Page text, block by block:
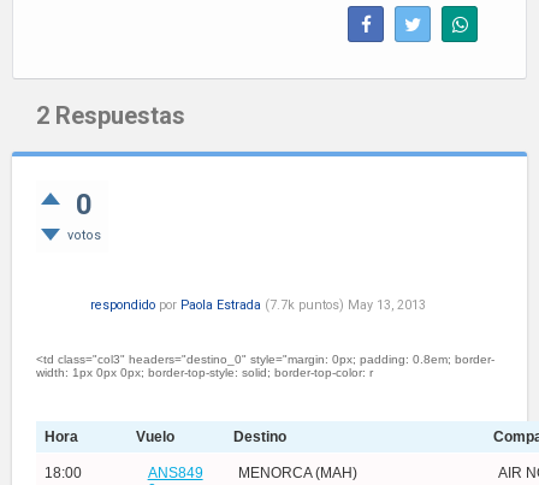
2 Respuestas
0
votos
respondido por Paola Estrada (7.7k puntos) May 13, 2013
<td class="col3" headers="destino_0" style="margin: 0px; padding: 0.8em; border-
width: 1px 0px 0px; border-top-style: solid; border-top-color: r
Hora Vuelo Destino
18:00
ANS849
MENORCA (MAH) AIR